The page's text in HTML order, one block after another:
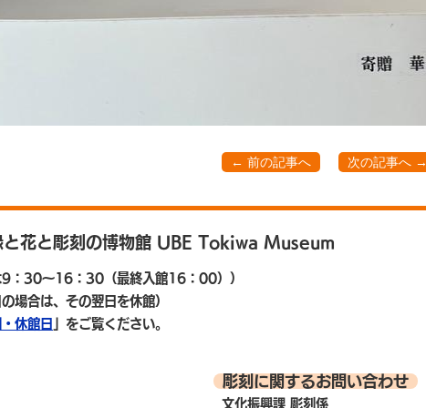
← 前の記事へ 次の記事へ
と花と彫刻の博物館 UBE Tokiwa Museum
9：30～16：30（最終入館16：00））
場合は、その翌日を休館）
休館日
」をご覧ください。
彫刻に関するお問い合わせ
文化振興課 彫刻係